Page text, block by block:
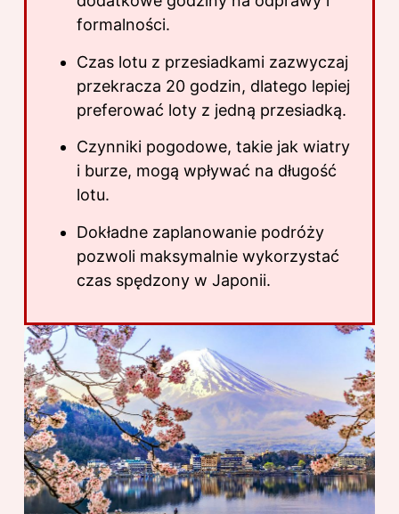
formalności.
Czas lotu z przesiadkami zazwyczaj
przekracza 20 godzin, dlatego lepiej
preferować loty z jedną przesiadką.
Czynniki pogodowe, takie jak wiatry
i burze, mogą wpływać na długość
lotu.
Dokładne zaplanowanie podróży
pozwoli maksymalnie wykorzystać
czas spędzony w Japonii.